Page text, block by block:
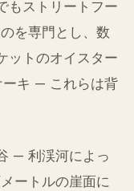
もストリートフー
を専門とし、数
ットのオイスター
ーキ — これらは背
— 利渓河によっ
ートルの崖面に